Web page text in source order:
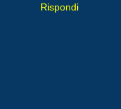
Rispondi